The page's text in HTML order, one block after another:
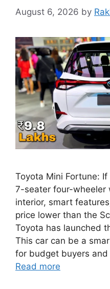
August 6, 2026 by
Toyota Mini Fortune: If
7-seater four-wheeler
interior, smart
price lower than the
Toyota has launched
This car can be a
for budget buyers and
Read more